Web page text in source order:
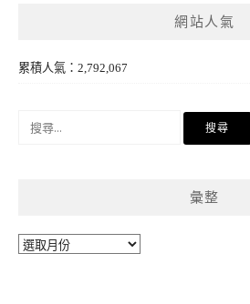
網站人氣
累積人氣：2,792,067
彙整
彙